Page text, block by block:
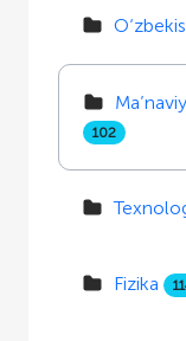
102
Fizika